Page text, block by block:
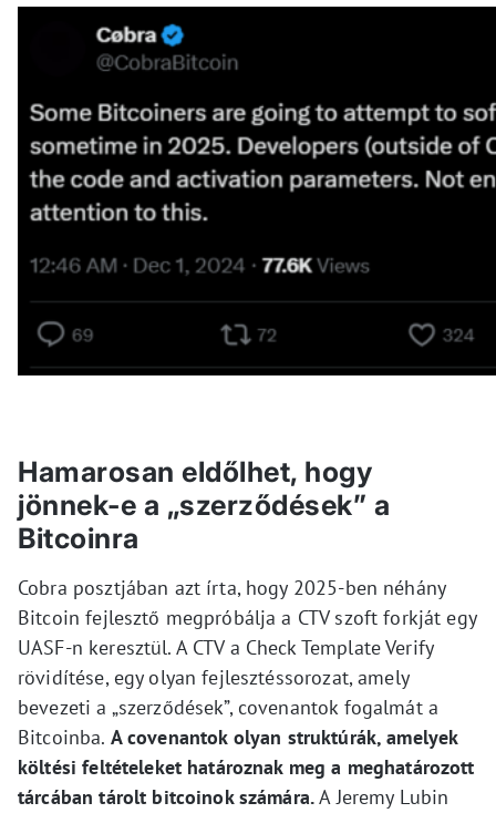
Hamarosan eldőlhet, hogy
jönnek-e a „szerződések” a
Bitcoinra
Cobra posztjában azt írta, hogy 2025-ben néhány
Bitcoin fejlesztő megpróbálja a CTV szoft forkját egy
UASF-n keresztül. A CTV a Check Template Verify
rövidítése, egy olyan fejlesztéssorozat, amely
bevezeti a „szerződések”, covenantok fogalmát a
Bitcoinba. A covenantok olyan struktúrák, amelyek
költési feltételeket határoznak meg a meghatározott
tárcában tárolt bitcoinok számára.A Jeremy Lubin